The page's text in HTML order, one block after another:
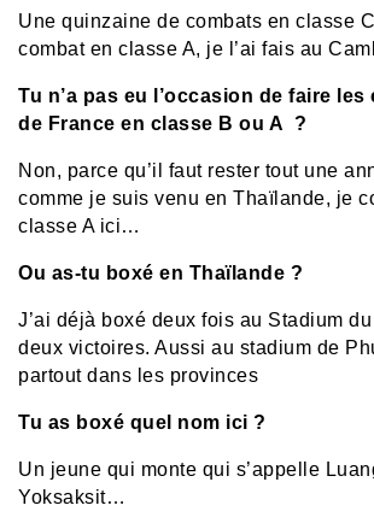
Une quinzaine de combats en classe
combat en classe A, je l’ai fais au
Tu n’a pas eu l’occasion de faire
de France en classe B ou A ?
Non, parce qu’il faut rester tout une
comme je suis venu en Thaïlande, je
classe A ici…
Ou as-tu boxé en Thaïlande ?
J’ai déjà boxé deux fois au Stadium
deux victoires. Aussi au stadium de
partout dans les provinces
Tu as boxé quel nom ici ?
Un jeune qui monte qui s’appelle
Yoksaksit…